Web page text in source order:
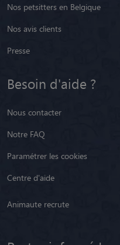
Nos petsitters en Belgique
Nos avis clients
Presse
Besoin d'aide ?
Nous contacter
Notre FAQ
Paramétrer les cookies
Centre d'aide
Animaute recrute